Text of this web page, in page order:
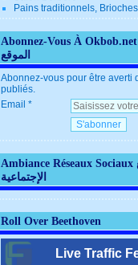
Pains traditionnels, Brioches
Abonnez-Vous À Okbob.net أشترك في هذا
الموقع
Abonnez-vous pour être averti
publiés.
Email
Ambiance Réseaux Sociaux تابعونا على المواقع
الإجتماعية
Roll Over Beethoven
Live Traffic